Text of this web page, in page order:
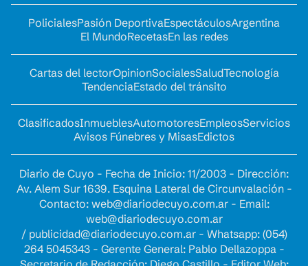
PolicialesPasión DeportivaEspectáculosArgentina
El MundoRecetasEn las redes
Cartas del lectorOpinionSocialesSaludTecnología
TendenciaEstado del tránsito
ClasificadosInmueblesAutomotoresEmpleosServicios
Avisos Fúnebres y MisasEdictos
Diario de Cuyo - Fecha de Inicio: 11/2003 - Dirección:
Av. Alem Sur 1639. Esquina Lateral de Circunvalación -
Contacto: web@diariodecuyo.com.ar- Email:
web@diariodecuyo.com.ar
/ publicidad@diariodecuyo.com.ar- Whatsapp: (054)
264 5045343 - Gerente General: Pablo Dellazoppa -